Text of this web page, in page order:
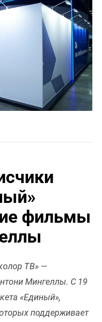
фильмы
ТВ» —
Мингеллы. С 19
«Единый»,
поддерживает